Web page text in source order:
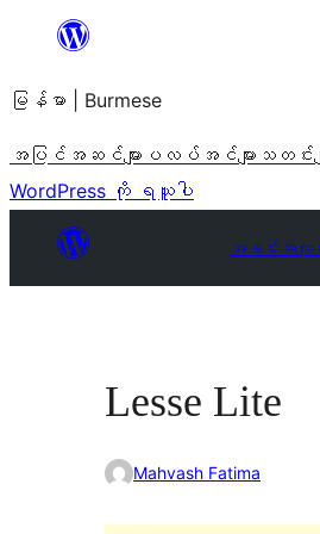
အကြောင်းအရာ
ကျော်သွား
ရန်
မြန်မာ | Burmese
အပြင်အဆင်များ ပလပ်အင်များ သတင်းမျ
WordPress ကို ရယူပါ
အခင်းအကျင်း
Lesse Lite
Mahvash Fatima